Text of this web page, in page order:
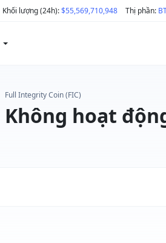
Khối lượng (24h):$55,569,710,948 Thị phần:
Full Integrity Coin (FIC)
Không hoạt